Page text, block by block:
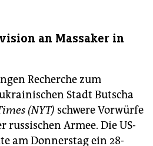
an Massaker in
Recherche zum
Stadt Butscha
(NYT) schwere Vorwürfe
russischen Armee. Die US-
am Donnerstag ein 28-